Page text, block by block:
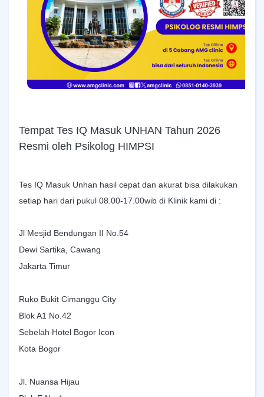
Tempat Tes IQ Masuk UNHAN Tahun 2026
Resmi oleh Psikolog HIMPSI
Tes IQ Masuk Unhan hasil cepat dan akurat bisa dilakukan
setiap hari dari pukul 08.00-17.00wib di Klinik kami di :
Jl Mesjid Bendungan II No.54
Dewi Sartika, Cawang
Jakarta Timur
Ruko Bukit Cimanggu City
Blok A1 No.42
Sebelah Hotel Bogor Icon
Kota Bogor
Jl. Nuansa Hijau